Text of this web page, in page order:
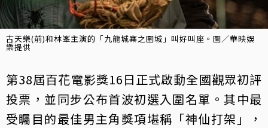
古天樂(前)和林峯主演的「九龍城寨之圍城」叫好叫座。圖／華映娛
樂提供
第38屆百花電影獎16日正式啟動全國觀眾初評
投票，並同步公布首波初選入圍名單。其中最
受矚目的最佳男主角獎項堪稱「神仙打架」，